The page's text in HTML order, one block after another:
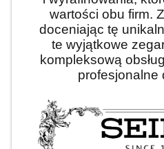
wartości obu firm.
doceniając tę
te wyjątkowe
kompleksową
profesjonalne